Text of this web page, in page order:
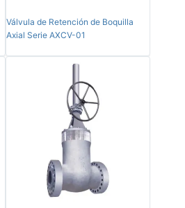
Válvula de Retención de Boquilla
Axial Serie AXCV-01